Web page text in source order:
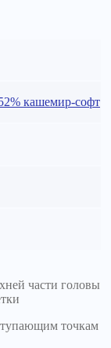
кашемир-софт
части головы
точкам